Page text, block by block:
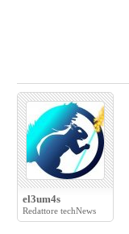
el3um4s
Redattore techNews